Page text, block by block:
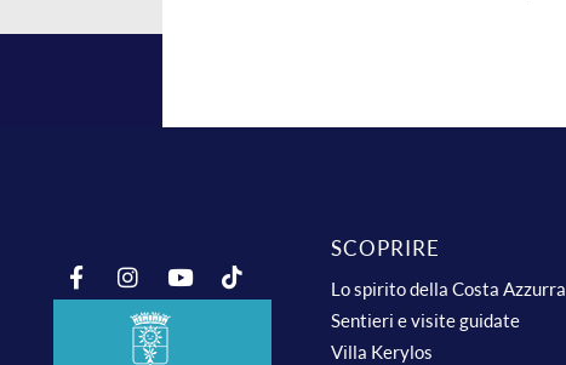
SCOPRIRE
Lo spirito della Costa Azzurra
Sentieri e visite guidate
Villa Kerylos